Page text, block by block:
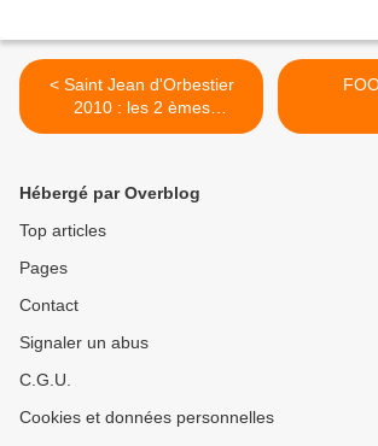
< Saint Jean d'Orbestier
2010 : les 2 èmes
printemps
Hébergé par Overblog
Top articles
Pages
Contact
Signaler un abus
C.G.U.
Cookies et données personnelles